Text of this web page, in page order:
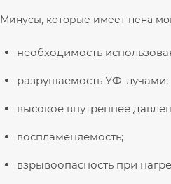
Минусы, которые имеет пена
необходимость
разрушаемость УФ-лучами;
высокое внутреннее
воспламеняемость;
взрывоопасность при